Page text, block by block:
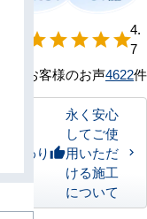
starstarstarstarstar
4.
7
お客様のお声4622件
だわりthumb_up
永く安心
してご使
用いただ
ける施工
について